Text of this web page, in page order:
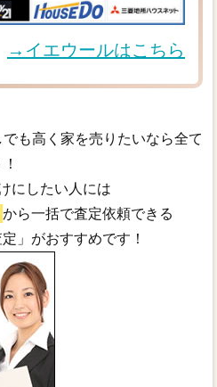
→イエウールはこちら
も高く家を売りたいなら全て
にしたい人には
から一括で査定依頼できる
」がおすすめです！